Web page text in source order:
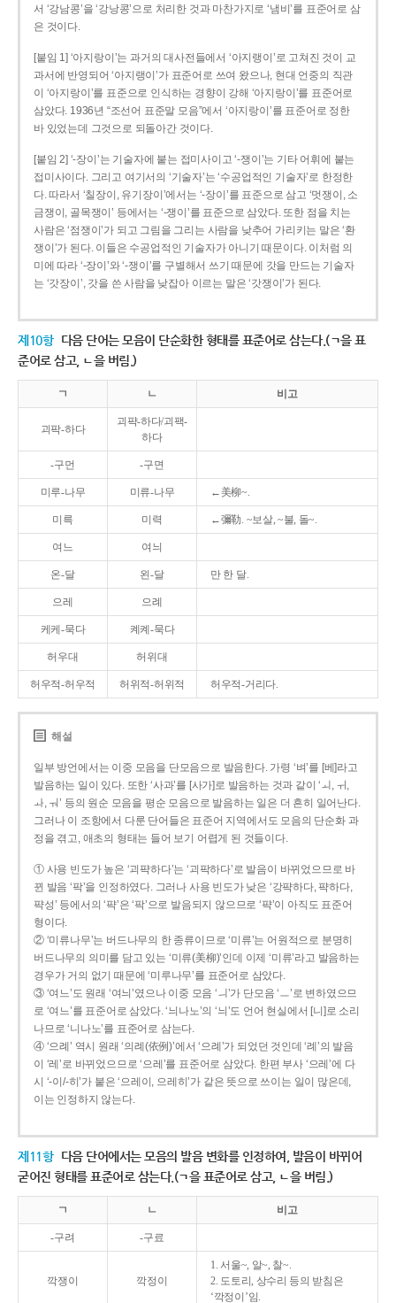
서 ‘강남콩’을 ‘강낭콩’으로 처리한 것과 마찬가지로 ‘냄비’를 표준어로 삼
은 것이다.
[붙임 1] ‘아지랑이’는 과거의 대사전들에서 ‘아지랭이’로 고쳐진 것이 교
과서에 반영되어 ‘아지랭이’가 표준어로 쓰여 왔으나, 현대 언중의 직관
이 ‘아지랑이’를 표준으로 인식하는 경향이 강해 ‘아지랑이’를 표준어로
삼았다. 1936년 “조선어 표준말 모음”에서 ‘아지랑이’를 표준어로 정한
바 있었는데 그것으로 되돌아간 것이다.
[붙임 2] ‘-장이’는 기술자에 붙는 접미사이고 ‘-쟁이’는 기타 어휘에 붙는
접미사이다. 그리고 여기서의 ‘기술자’는 ‘수공업적인 기술자’로 한정한
다. 따라서 ‘칠장이, 유기장이’에서는 ‘-장이’를 표준으로 삼고 ‘멋쟁이, 소
금쟁이, 골목쟁이’ 등에서는 ‘-쟁이’를 표준으로 삼았다. 또한 점을 치는
사람은 ‘점쟁이’가 되고 그림을 그리는 사람을 낮추어 가리키는 말은 ‘환
쟁이’가 된다. 이들은 수공업적인 기술자가 아니기 때문이다. 이처럼 의
미에 따라 ‘-장이’와 ‘-쟁이’를 구별해서 쓰기 때문에 갓을 만드는 기술자
는 ‘갓장이’, 갓을 쓴 사람을 낮잡아 이르는 말은 ‘갓쟁이’가 된다.
제10항 다음 단어는 모음이 단순화한 형태를 표준어로 삼는다.(ㄱ을 표
준어로 삼고, ㄴ을 버림.)
ㄱ ㄴ 비고
괴팍-하다
괴퍅-하다/괴팩-
하다
-구먼 -구면
미루-나무 미류-나무 ←美柳~.
미륵 미력 ←彌勒. ~보살, ~불, 돌~.
여느 여늬
온-달 왼-달 만 한 달.
으레 으례
케케-묵다 켸켸-묵다
허우대 허위대
허우적-허우적 허위적-허위적 허우적-거리다.
해설
일부 방언에서는 이중 모음을 단모음으로 발음한다. 가령 ‘벼’를 [베]라고
발음하는 일이 있다. 또한 ‘사과’를 [사가]로 발음하는 것과 같이 ‘ㅚ, ㅟ,
ㅘ, ㅝ’ 등의 원순 모음을 평순 모음으로 발음하는 일은 더 흔히 일어난다.
그러나 이 조항에서 다룬 단어들은 표준어 지역에서도 모음의 단순화 과
정을 겪고, 애초의 형태는 들어 보기 어렵게 된 것들이다.
① 사용 빈도가 높은 ‘괴퍅하다’는 ‘괴팍하다’로 발음이 바뀌었으므로 바
뀐 발음 ‘팍’을 인정하였다. 그러나 사용 빈도가 낮은 ‘강퍅하다, 퍅하다,
퍅성’ 등에서의 ‘퍅’은 ‘팍’으로 발음되지 않으므로 ‘퍅’이 아직도 표준어
형이다.
② ‘미류나무’는 버드나무의 한 종류이므로 ‘미류’는 어원적으로 분명히
버드나무의 의미를 담고 있는 ‘미류(美柳)’인데 이제 ‘미류’라고 발음하는
경우가 거의 없기 때문에 ‘미루나무’를 표준어로 삼았다.
③ ‘여느’도 원래 ‘여늬’였으나 이중 모음 ‘ㅢ’가 단모음 ‘ㅡ’로 변하였으므
로 ‘여느’를 표준어로 삼았다. ‘늬나노’의 ‘늬’도 언어 현실에서 [니]로 소리
나므로 ‘니나노’를 표준어로 삼는다.
④ ‘으례’ 역시 원래 ‘의례(依例)’에서 ‘으례’가 되었던 것인데 ‘례’의 발음
이 ‘레’로 바뀌었으므로 ‘으레’를 표준어로 삼았다. 한편 부사 ‘으레’에 다
시 ‘-이/-히’가 붙은 ‘으레이, 으레히’가 같은 뜻으로 쓰이는 일이 많은데,
이는 인정하지 않는다.
제11항 다음 단어에서는 모음의 발음 변화를 인정하여, 발음이 바뀌어
굳어진 형태를 표준어로 삼는다.(ㄱ을 표준어로 삼고, ㄴ을 버림.)
ㄱ ㄴ 비고
-구려 -구료
깍쟁이 깍정이
1. 서울~, 알~, 찰~.
2. 도토리, 상수리 등의 받침은
‘깍정이’임.